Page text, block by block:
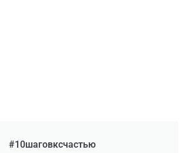
#10шаговксчастью